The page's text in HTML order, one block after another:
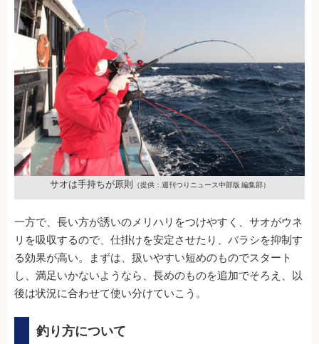
サオは手持ちが原則 （提供：週刊つりニュース中部版 編集部）
一方で、長い方が誘いのメリハリをつけやすく、サオがウネ
リを吸収するので、仕掛けを安定させたり、バラシを抑制す
る効果が高い。まずは、扱いやすい短めのものでスタート
し、満足いかないようなら、長めのものを追加でそろえ、以
後は状況に合わせて使い分けていこう。
釣り方について